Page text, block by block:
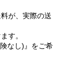
が、実際の送
す。
なし)』をご希